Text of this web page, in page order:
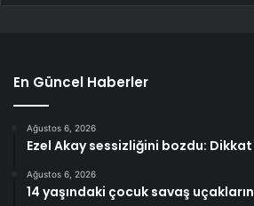
En Güncel Haberler
Ağustos 6, 2026
Ezel Akay sessizliğini bozdu:
Ağustos 6, 2026
14 yaşındaki çocuk savaş